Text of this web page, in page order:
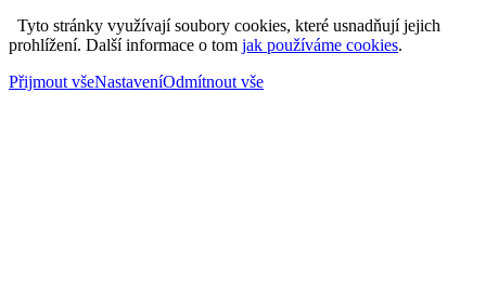
Tyto stránky využívají soubory cookies, které usnadňují jejich
prohlížení. Další informace o tom jak používáme cookies.
Přijmout všeNastaveníOdmítnout vše